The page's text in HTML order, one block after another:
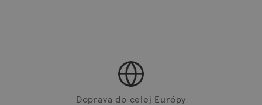
Doprava do celej Európy